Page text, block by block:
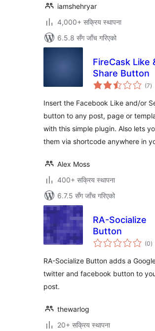
iamshehryar
4,000+ सक्रिय स्थापना
6.5.8 सँग जाँच गरिएको
FireCask Like
Share Button
(7कुल
)
Insert the Facebook Like and/or
button to any post, page or
with this simple plugin. Also lets
them via shortcode anywhere in
Alex Moss
400+ सक्रिय स्थापना
6.7.5 सँग जाँच गरिएको
RA-Socialize
Button
(0कुल
)
RA-Socialize Button adds a
twitter and facebook button to
post.
thewarlog
20+ सक्रिय स्थापना